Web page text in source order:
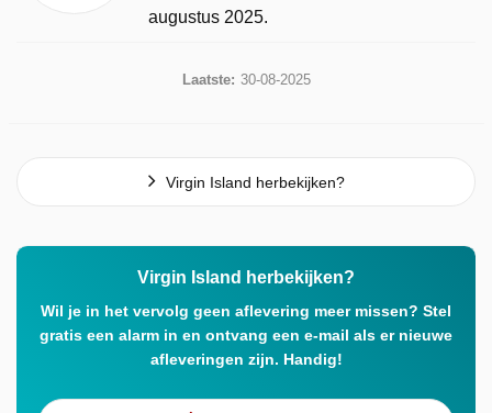
augustus 2025.
Laatste: 30-08-2025
Virgin Island herbekijken?
Virgin Island herbekijken?
Wil je in het vervolg geen aflevering meer missen? Stel
gratis een alarm in en ontvang een e-mail als er nieuwe
afleveringen zijn. Handig!